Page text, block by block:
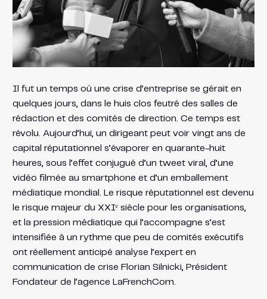
Il fut un temps où une crise d’entreprise se gérait en
quelques jours, dans le huis clos feutré des salles de
rédaction et des comités de direction. Ce temps est
révolu. Aujourd’hui, un dirigeant peut voir vingt ans de
capital réputationnel s’évaporer en quarante-huit
heures, sous l’effet conjugué d’un tweet viral, d’une
vidéo filmée au smartphone et d’un emballement
médiatique mondial. Le risque réputationnel est devenu
le risque majeur du XXIᵉ siècle pour les organisations,
et la pression médiatique qui l’accompagne s’est
intensifiée à un rythme que peu de comités exécutifs
ont réellement anticipé analyse l’expert en
communication de crise Florian Silnicki, Président
Fondateur de l’agence LaFrenchCom.